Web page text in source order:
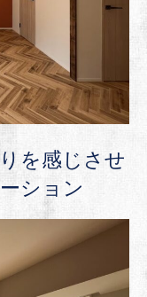
を感じさせ
ション